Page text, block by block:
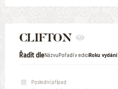
CLIFTON
Řadit dleNázvuPořadí v ediciRoku vydání
Poslední případ